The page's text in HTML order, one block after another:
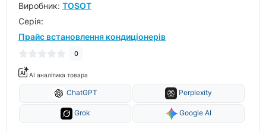
Виробник: TOSOT
Серiя:
Прайс встановлення кондиціонерів
0
AI аналітика товара
ChatGPT Perplexity
Grok Google AI